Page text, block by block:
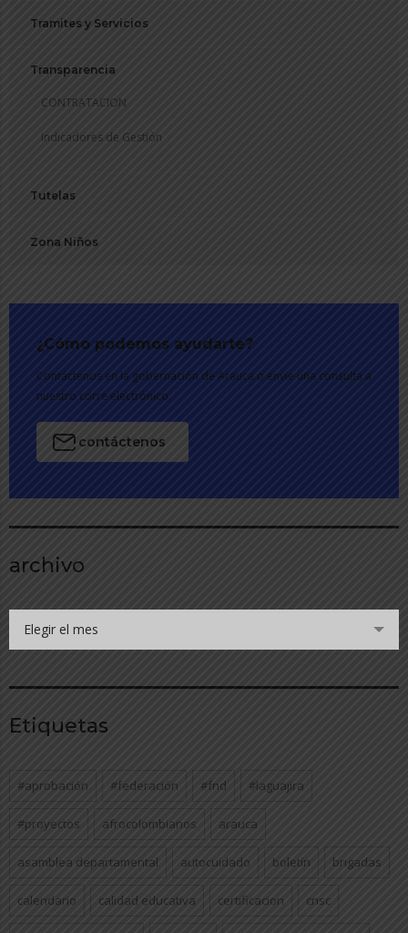
Tramites y Servicios
Transparencia
CONTRATACION
Indicadores de Gestión
Tutelas
Zona Niños
¿Cómo podemos ayudarte?
Contáctenos en la gobernación de Arauca o envíe una consulta a
nuestro corre electrónico.
contáctenos
archivo
Elegir el mes
Etiquetas
#aprobación #federación #fnd #laguajira
#proyectos afrocolombianos arauca
asamblea departamental autocuidado boletín brigadas
calendario calidad educativa certificacion cnsc